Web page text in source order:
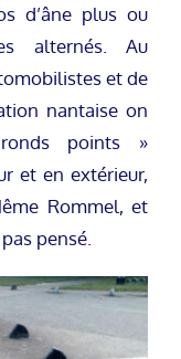
d’âne plus ou
alternés. Au
et de
nantaise on
points »
et en extérieur,
Rommel, et
pensé.